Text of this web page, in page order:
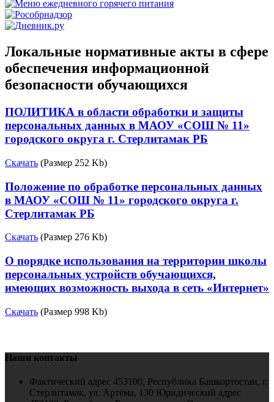
Локальные нормативные акты в сфере
обеспечения информационной
безопасности обучающихся
ПОЛИТИКА в области обработки и защиты
персональных данных в МАОУ «СОШ № 11»
городского округа г. Стерлитамак РБ
Скачать (Размер 252 Kb)
Положение по обработке персональных данных
в МАОУ «СОШ № 11» городского округа г.
Стерлитамак РБ
Скачать (Размер 276 Kb)
О порядке использования на территории школы
персональных устройств обучающихся,
имеющих возможность выхода в сеть «Интернет»
Скачать (Размер 998 Kb)
Наши контакты
Фактический адрес 453100, Республика Башкортостан, г.
Стерлитамак, ул. Артёма, 130 Юридический адрес